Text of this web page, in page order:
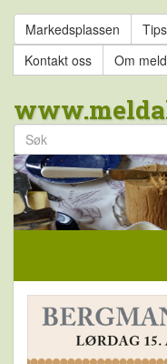
Markedsplassen
Kontakt oss
Om